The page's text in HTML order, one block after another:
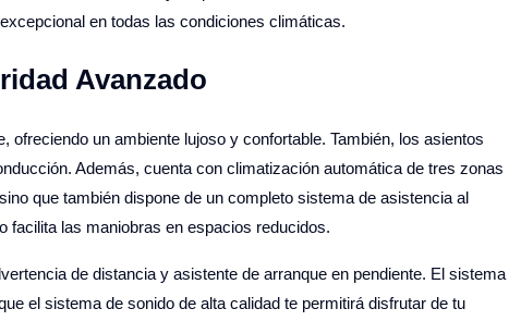
en todas las condiciones climáticas.
Avanzado
ofreciendo un ambiente lujoso y confortable. También, los asientos
Además, cuenta con climatización automática de tres zonas
que también dispone de un completo sistema de asistencia al
las maniobras en espacios reducidos.
de distancia y asistente de arranque en pendiente. El sistema
el sistema de sonido de alta calidad te permitirá disfrutar de tu